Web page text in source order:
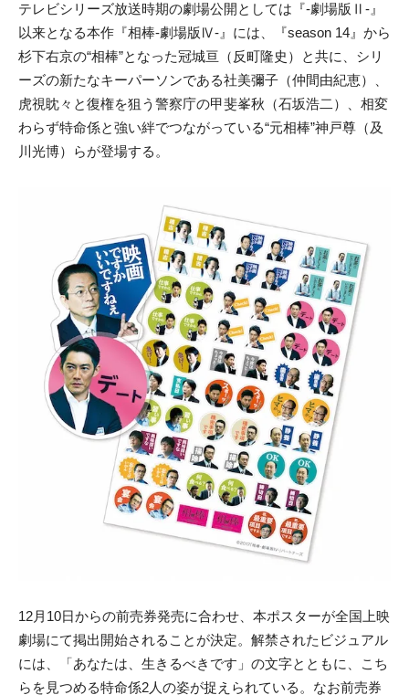
テレビシリーズ放送時期の劇場公開としては『-劇場版Ⅱ-』
以来となる本作『相棒-劇場版Ⅳ-』には、『season 14』から
杉下右京の“相棒”となった冠城亘（反町隆史）と共に、シリ
ーズの新たなキーパーソンである社美彌子（仲間由紀恵）、
虎視眈々と復権を狙う警察庁の甲斐峯秋（石坂浩二）、相変
わらず特命係と強い絆でつながっている“元相棒”神戸尊（及
川光博）らが登場する。
12月10日からの前売券発売に合わせ、本ポスターが全国上映
劇場にて掲出開始されることが決定。解禁されたビジュアル
には、「あなたは、生きるべきです」の文字とともに、こち
らを見つめる特命係2人の姿が捉えられている。なお前売券